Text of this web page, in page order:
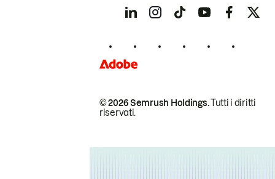
© 2026 Semrush Holdings.Tutti i diritti
riservati.